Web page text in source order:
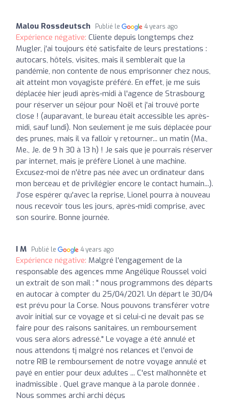
Malou Rossdeutsch Publié le 4 years ago
Expérience négative: Cliente depuis longtemps chez
Mugler, j'ai toujours été satisfaite de leurs prestations :
autocars, hôtels, visites, mais il semblerait que la
pandémie, non contente de nous emprisonner chez nous,
ait atteint mon voyagiste préféré. En effet, je me suis
déplacée hier jeudi après-midi à l'agence de Strasbourg
pour réserver un séjour pour Noël et j'ai trouvé porte
close ! (auparavant, le bureau était accessible les après-
midi, sauf lundi). Non seulement je me suis déplacée pour
des prunes, mais il va falloir y retourner... un matin (Ma.,
Me., Je. de 9 h 30 à 13 h) ! Je sais que je pourrais réserver
par internet, mais je préfère Lionel à une machine.
Excusez-moi de n'être pas née avec un ordinateur dans
mon berceau et de privilégier encore le contact humain...).
J'ose espérer qu'avec la reprise, Lionel pourra à nouveau
nous recevoir tous les jours, après-midi comprise, avec
son sourire. Bonne journée.
I M Publié le 4 years ago
Expérience négative: Malgré l'engagement de la
responsable des agences mme Angélique Roussel voici
un extrait de son mail : " nous programmons des départs
en autocar à compter du 25/04/2021. Un départ le 30/04
est prévu pour la Corse. Nous pouvons transférer votre
avoir initial sur ce voyage et si celui-ci ne devait pas se
faire pour des raisons sanitaires, un remboursement
vous sera alors adressé." Le voyage a été annulé et
nous attendons tj malgré nos relances et l'envoi de
notre RIB le remboursement de notre voyage annulé et
payé en entier pour deux adultes ... C'est malhonnête et
inadmissible . Quel grave manque à la parole donnée .
Nous sommes archi archi déçus